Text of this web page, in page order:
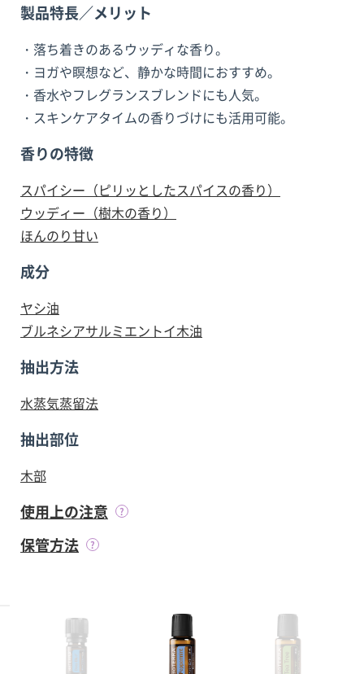
製品特長／メリット
・落ち着きのあるウッディな香り。
・ヨガや瞑想など、静かな時間におすすめ。
・香水やフレグランスブレンドにも人気。
・スキンケアタイムの香りづけにも活用可能。
香りの特徴
スパイシー（ピリッとしたスパイスの香り）
ウッディー（樹木の香り）
ほんのり甘い
成分
ヤシ油
ブルネシアサルミエントイ木油
抽出方法
水蒸気蒸留法
抽出部位
木部
使用上の注意
保管方法